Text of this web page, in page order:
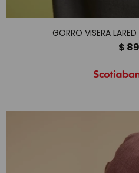
GORRO VISERA
$